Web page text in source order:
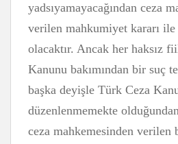
yadsıyamayacağından ceza
verilen mahkumiyet kararı
olacaktır. Ancak her haksız
Kanunu bakımından bir suç
başka deyişle Türk Ceza
düzenlenmemekte
ceza mahkemesinden verilen